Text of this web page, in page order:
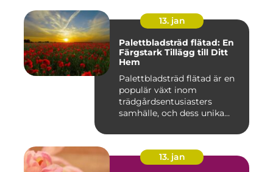
13. jan
Palettbladsträd flätad: En
Färgstark Tillägg till Ditt
Hem
Palettbladsträd flätad är en
populär växt inom
trädgårdsentusiasters
samhälle, och dess unika
13. jan